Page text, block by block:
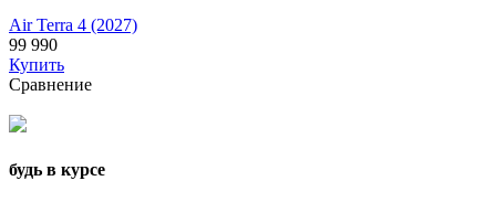
Air Terra 4 (2027)
99 990
Купить
Сравнение
будь в курсе